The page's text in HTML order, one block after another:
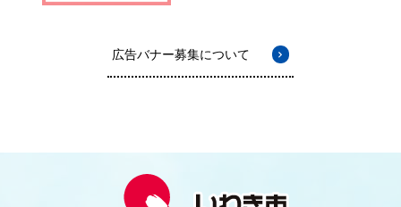
広告バナー募集について